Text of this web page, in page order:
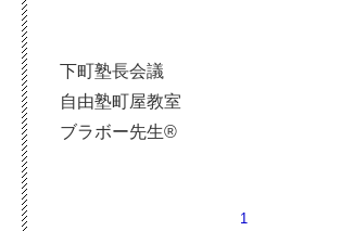
下町塾長会議
自由塾町屋教室
ブラボー先生®
1